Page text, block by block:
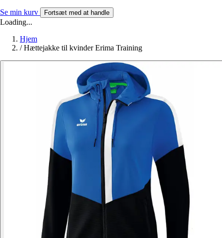
Se min kurv Fortsæt med at handle
Loading...
Hjem
/ Hættejakke til kvinder Erima Training